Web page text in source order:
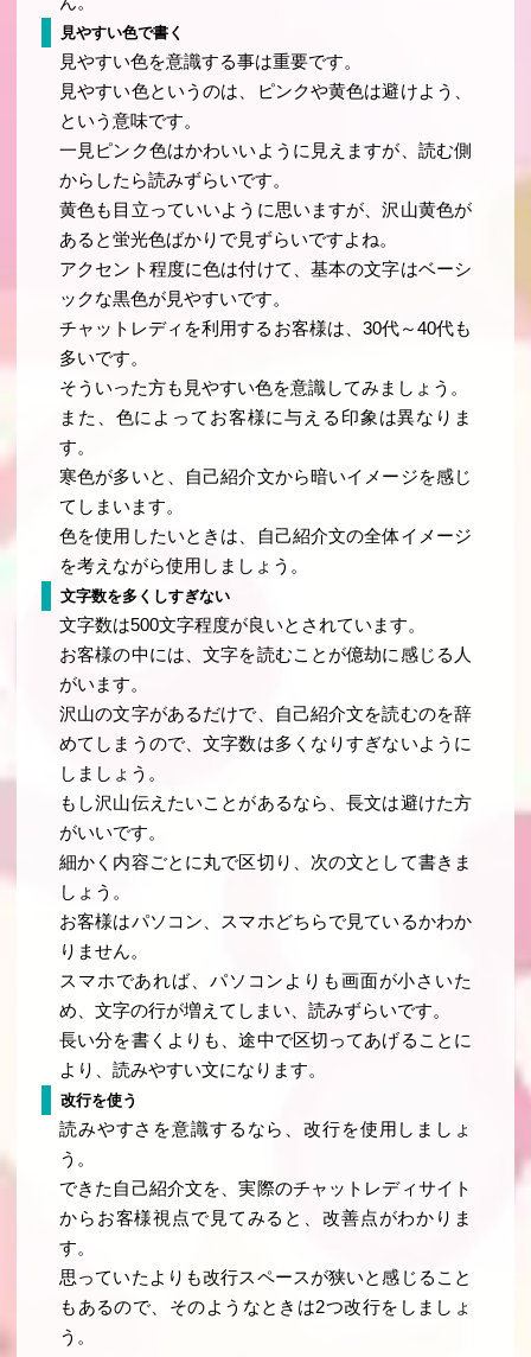
見やすい色で書く
見やすい色を意識する事は重要です。
見やすい色というのは、ピンクや黄色は避けよう、
という意味です。
一見ピンク色はかわいいように見えますが、読む側
からしたら読みずらいです。
黄色も目立っていいように思いますが、沢山黄色が
あると蛍光色ばかりで見ずらいですよね。
アクセント程度に色は付けて、基本の文字はベーシ
ックな黒色が見やすいです。
チャットレディを利用するお客様は、30代～40代も
多いです。
そういった方も見やすい色を意識してみましょう。
また、色によってお客様に与える印象は異なりま
す。
寒色が多いと、自己紹介文から暗いイメージを感じ
てしまいます。
色を使用したいときは、自己紹介文の全体イメージ
を考えながら使用しましょう。
文字数を多くしすぎない
文字数は500文字程度が良いとされています。
お客様の中には、文字を読むことが億劫に感じる人
がいます。
沢山の文字があるだけで、自己紹介文を読むのを辞
めてしまうので、文字数は多くなりすぎないように
しましょう。
もし沢山伝えたいことがあるなら、長文は避けた方
がいいです。
細かく内容ごとに丸で区切り、次の文として書きま
しょう。
お客様はパソコン、スマホどちらで見ているかわか
りません。
スマホであれば、パソコンよりも画面が小さいた
め、文字の行が増えてしまい、読みずらいです。
長い分を書くよりも、途中で区切ってあげることに
より、読みやすい文になります。
改行を使う
読みやすさを意識するなら、改行を使用しましょ
う。
できた自己紹介文を、実際のチャットレディサイト
からお客様視点で見てみると、改善点がわかりま
す。
思っていたよりも改行スペースが狭いと感じること
もあるので、そのようなときは2つ改行をしましょ
う。